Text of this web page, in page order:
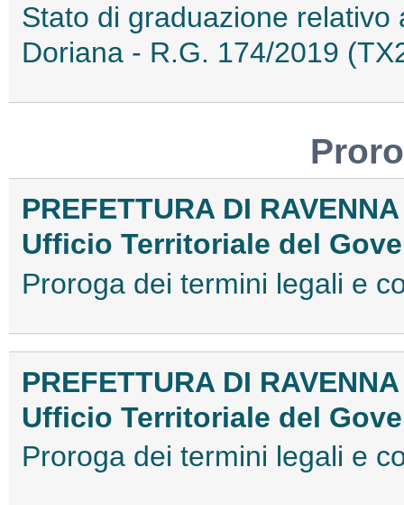
Stato di graduazione
Doriana - R.G. 174/2019
PREFETTURA DI RAVENNA
Ufficio Territoriale del
Proroga dei termini legali e
PREFETTURA DI RAVENNA
Ufficio Territoriale del
Proroga dei termini legali e